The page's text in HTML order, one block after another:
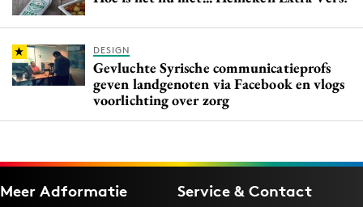
DESIGN
Gevluchte Syrische communicatieprofs
geven landgenoten via Facebook en vlogs
voorlichting over zorg
Meer Adformatie Service & Contact